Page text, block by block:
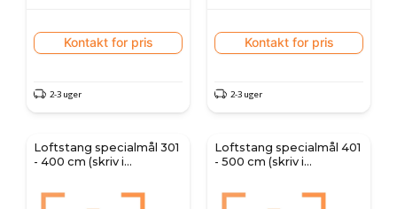
Kontakt for pris
2-3 uger
Kontakt for pris
2-3 uger
Loftstang specialmål 301
- 400 cm (skriv i
Loftstang specialmål 401
- 500 cm (skriv i